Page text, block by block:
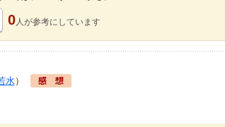
0人が参考にしています
水）